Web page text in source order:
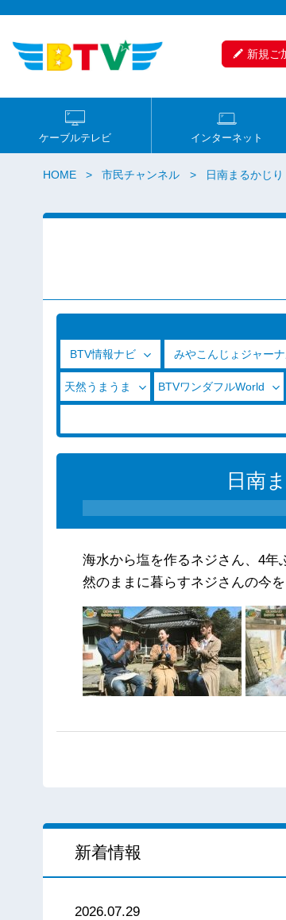
新規ご
ケーブルテレビ インターネット
HOME 市民チャンネル 日南まるかじり
BTV情報ナビ みやこんじょジャー
天然うまうま BTVワンダフルWorld
日南
海水から塩を作るネジさん、4年
然のままに暮らすネジさんの今を
新着情報
2026.07.29